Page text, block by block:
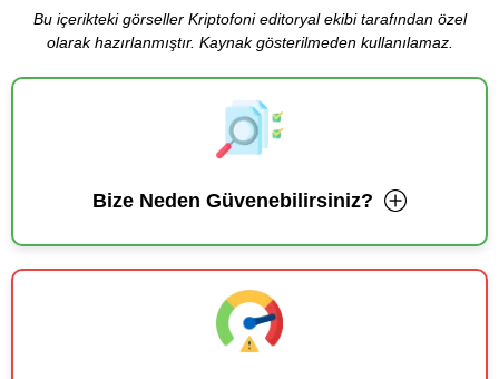
Bu içerikteki görseller Kriptofoni editoryal ekibi tarafından özel
olarak hazırlanmıştır. Kaynak gösterilmeden kullanılamaz.
Bize Neden Güvenebilirsiniz?